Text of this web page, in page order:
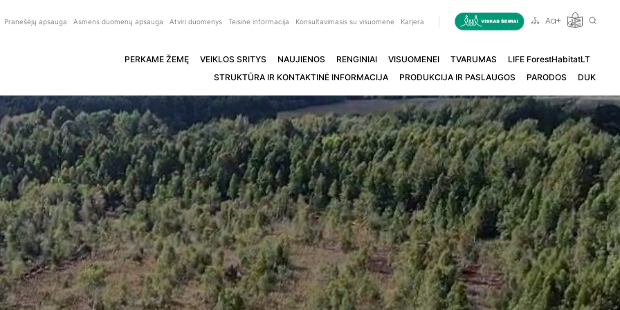
Pranešėjų apsauga Asmens duomenų apsauga Atviri duomenys Teisinė informacija Konsultavimasis su visuomene Karjera
PERKAME ŽEMĘ VEIKLOS SRITYS NAUJIENOS RENGINIAI VISUOMENEI TVARUMAS
LIFE ForestHabitatLT
STRUKTŪRA IR KONTAKTINĖ INFORMACIJA
PRODUKCIJA IR PASLAUGOS PARODOS DUK